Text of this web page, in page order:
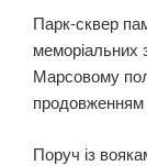
Парк-сквер
меморіальних
Марсовому
продовженням
Поруч із